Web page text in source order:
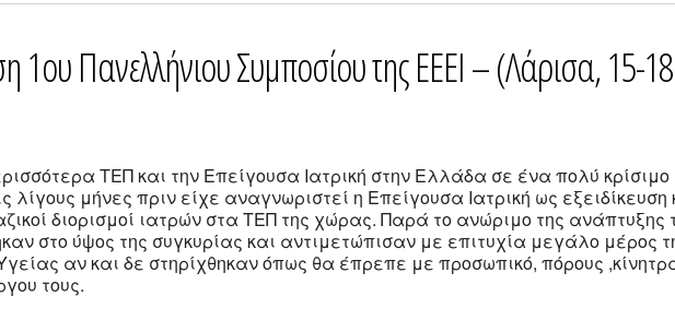
1ου Πανελλήνιου Συμποσίου της ΕΕΕΙ – (Λάρισα, 15-18
ΤΕΠ και την Επείγουσα Ιατρική στην Ελλάδα σε ένα πολύ κρίσιμο
λίγους μήνες πριν είχε αναγνωριστεί η Επείγουσα Ιατρική ως εξειδίκευση
διορισμοί ιατρών στα ΤΕΠ της χώρας. Παρά το ανώριμο της ανάπτυξης
στο ύψος της συγκυρίας και αντιμετώπισαν με επιτυχία μεγάλο μέρος
αν και δε στηρίχθηκαν όπως θα έπρεπε με προσωπικό, πόρους
τους.